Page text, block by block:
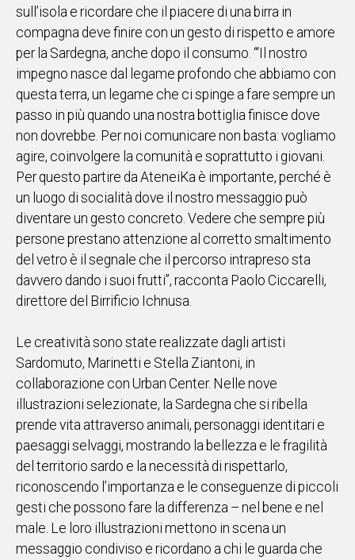
sull’isola e ricordare che il piacere di una birra in
compagna deve finire con un gesto di rispetto e amore
per la Sardegna, anche dopo il consumo. “‘Il nostro
impegno nasce dal legame profondo che abbiamo con
questa terra, un legame che ci spinge a fare sempre un
passo in più quando una nostra bottiglia finisce dove
non dovrebbe. Per noi comunicare non basta: vogliamo
agire, coinvolgere la comunità e soprattutto i giovani.
Per questo partire da AteneiKa è importante, perché è
un luogo di socialità dove il nostro messaggio può
diventare un gesto concreto. Vedere che sempre più
persone prestano attenzione al corretto smaltimento
del vetro è il segnale che il percorso intrapreso sta
davvero dando i suoi frutti”, racconta Paolo Ciccarelli,
direttore del Birrificio Ichnusa.
Le creatività sono state realizzate dagli artisti
Sardomuto, Marinetti e Stella Ziantoni, in
collaborazione con Urban Center. Nelle nove
illustrazioni selezionate, la Sardegna che si ribella
prende vita attraverso animali, personaggi identitari e
paesaggi selvaggi, mostrando la bellezza e le fragilità
del territorio sardo e la necessità di rispettarlo,
riconoscendo l’importanza e le conseguenze di piccoli
gesti che possono fare la differenza – nel bene e nel
male. Le loro illustrazioni mettono in scena un
messaggio condiviso e ricordano a chi le guarda che